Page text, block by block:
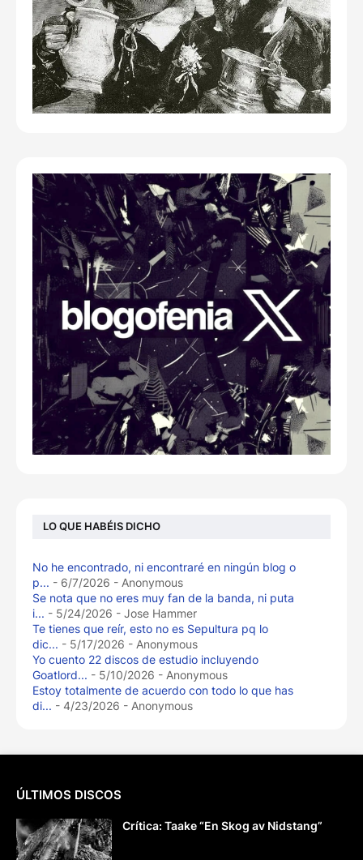
LO QUE HABÉIS DICHO
No he encontrado, ni encontraré en ningún blog o
p... - 6/7/2026 - Anonymous
Se nota que no eres muy fan de la banda, ni puta
i... - 5/24/2026 - Jose Hammer
Te tienes que reír, esto no es Sepultura pq lo
dic... - 5/17/2026 - Anonymous
Yo cuento 22 discos de estudio incluyendo
Goatlord... - 5/10/2026 - Anonymous
Estoy totalmente de acuerdo con todo lo que has
di... - 4/23/2026 - Anonymous
ÚLTIMOS DISCOS
Crítica: Taake “En Skog av Nidstang”